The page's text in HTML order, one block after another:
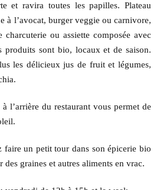
et ravira toutes les papilles. Plateau
à l’avocat, burger veggie ou carnivore,
ou assiette composée avec
produits sont bio, locaux et de saison.
les délicieux jus de fruit et légumes,
l’arrière du restaurant vous permet de
faire un petit tour dans son épicerie bio
des graines et autres aliments en vrac.